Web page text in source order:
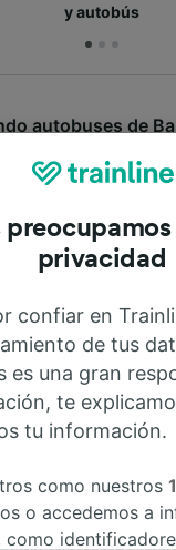
y autobús
autobuses de
(Francia), estás
de autobús,
nosotros
tren como de
vayas, tu viaje
billetes de más
y autobús.
de
privacidad
confiar en
de tus
es una gran
te
tu información.
como nuestros
o accedemos a